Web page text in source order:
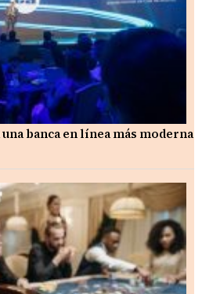
banca en línea más moderna